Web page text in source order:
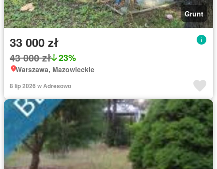
Grunt
33 000 zł
43 000 zł 23%
Warszawa, Mazowieckie
8 lip 2026 w Adresowo